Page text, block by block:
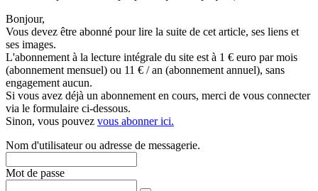
Bonjour,
Vous devez être abonné pour lire la suite de cet article, ses liens et
ses images.
L'abonnement à la lecture intégrale du site est à 1 € euro par mois
(abonnement mensuel) ou 11 € / an (abonnement annuel), sans
engagement aucun.
Si vous avez déjà un abonnement en cours, merci de vous connecter
via le formulaire ci-dessous.
Sinon, vous pouvez vous abonner ici.
Nom d'utilisateur ou adresse de messagerie.
Mot de passe